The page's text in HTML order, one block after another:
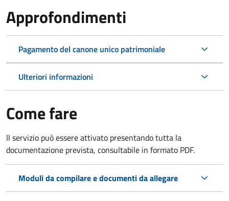
Approfondimenti
Pagamento del canone unico patrimoniale
Ulteriori informazioni
Come fare
Il servizio può essere attivato presentando tutta la
documentazione prevista, consultabile in formato PDF.
Moduli da compilare e documenti da allegare